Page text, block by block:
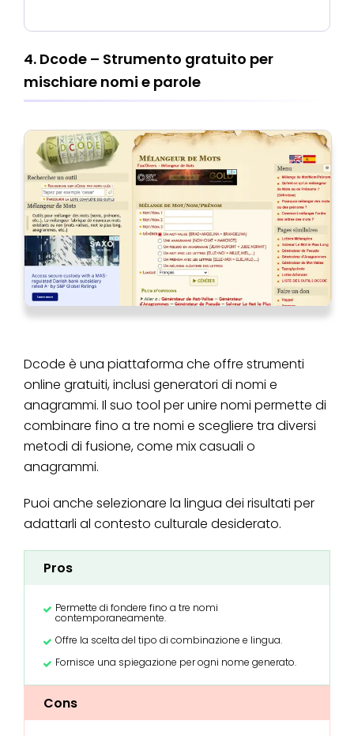
4. Dcode – Strumento gratuito per
mischiare nomi e parole
Dcode è una piattaforma che offre strumenti
online gratuiti, inclusi generatori di nomi e
anagrammi. Il suo tool per unire nomi permette di
combinare fino a tre nomi e scegliere tra diversi
metodi di fusione, come mix casuali o
anagrammi.
Puoi anche selezionare la lingua dei risultati per
adattarli al contesto culturale desiderato.
Pros
Permette di fondere fino a tre nomi
contemporaneamente.
Offre la scelta del tipo di combinazione e lingua.
Fornisce una spiegazione per ogni nome generato.
Cons